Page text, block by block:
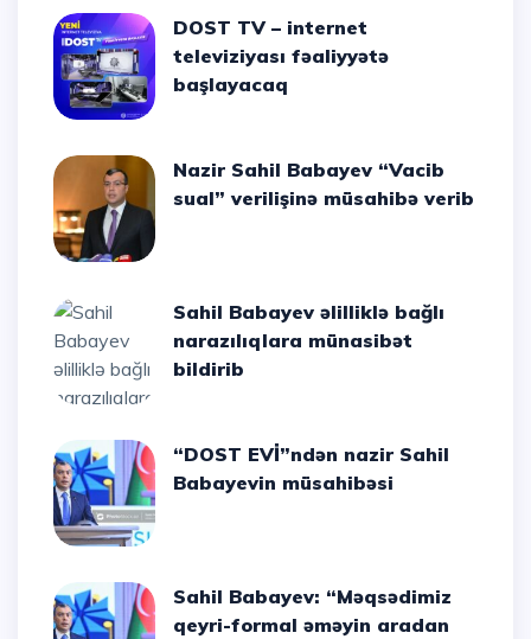
DOST TV – internet
televiziyası fəaliyyətə
başlayacaq
Nazir Sahil Babayev “Vacib
sual” verilişinə müsahibə verib
Sahil Babayev əlilliklə bağlı
narazılıqlara münasibət
bildirib
“DOST EVİ”ndən nazir Sahil
Babayevin müsahibəsi
Sahil Babayev: “Məqsədimiz
qeyri-formal əməyin aradan